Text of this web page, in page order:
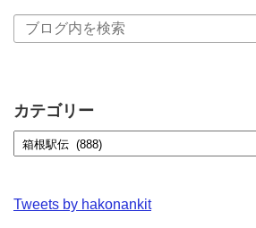
カテゴリー
Tweets by hakonankit